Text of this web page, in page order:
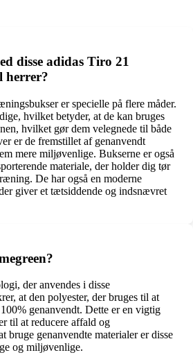
disse adidas Tiro 21
herrer?
er specielle på flere måder.
hvilket betyder, at de kan bruges
hvilket gør dem velegnede til både
er de fremstillet af genanvendt
mere miljøvenlige. Bukserne er også
materiale, der holder dig tør
De har også en moderne
giver et tætsiddende og indsnævret
der anvendes i disse
at den polyester, der bruges til at
genanvendt. Dette er en vigtig
til at reducere affald og
bruge genanvendte materialer er disse
og miljøvenlige.